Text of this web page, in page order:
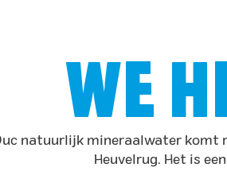
WE
natuurlijk mineraalwater komt
Heuvelrug. Het is